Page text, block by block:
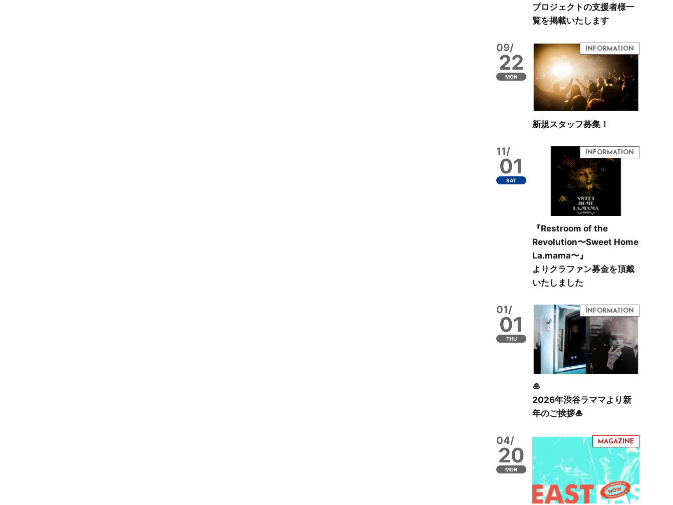
プロジェクトの支援者様一
覧を掲載いたします
09/
22
MON
新規スタッフ募集！
11/
01
SAT
『Restroom of the
Revolution〜Sweet Home
La.mama〜』
よりクラファン募金を頂戴
いたしました
01/
01
THU
🎍
2026年渋谷ラママより新
年のご挨拶🎍
04/
20
MON